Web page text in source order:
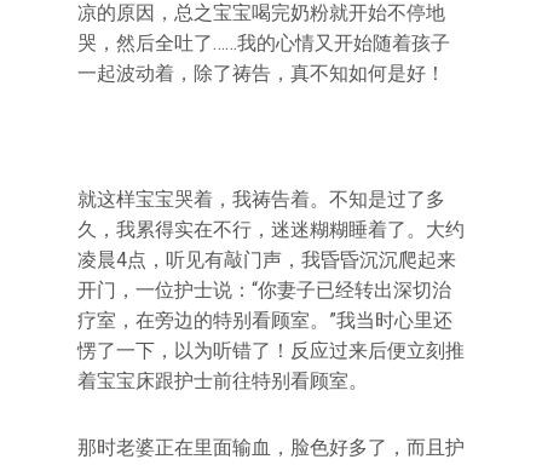
凉的原因，总之宝宝喝完奶粉就开始不停地
哭，然后全吐了……我的心情又开始随着孩子
一起波动着，除了祷告，真不知如何是好！
就这样宝宝哭着，我祷告着。不知是过了多
久，我累得实在不行，迷迷糊糊睡着了。大约
凌晨4点，听见有敲门声，我昏昏沉沉爬起来
开门，一位护士说：“你妻子已经转出深切治
疗室，在旁边的特别看顾室。”我当时心里还
愣了一下，以为听错了！反应过来后便立刻推
着宝宝床跟护士前往特别看顾室。
那时老婆正在里面输血，脸色好多了，而且护